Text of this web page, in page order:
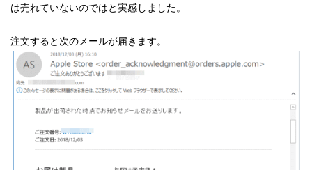
は売れていないのではと実感しました。
注文すると次のメールが届きます。